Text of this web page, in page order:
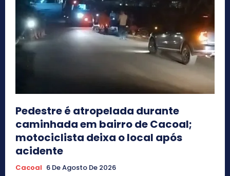
Pedestre é atropelada durante
caminhada em bairro de Cacoal;
motociclista deixa o local após
acidente
Cacoal 6 De Agosto De 2026